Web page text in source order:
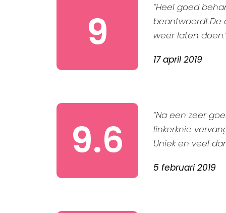
9
”Heel goed
beantwoordt.De
weer laten
17 april 2019
9.6
”Na een zeer
linkerknie
Uniek en veel
5 februari 2019